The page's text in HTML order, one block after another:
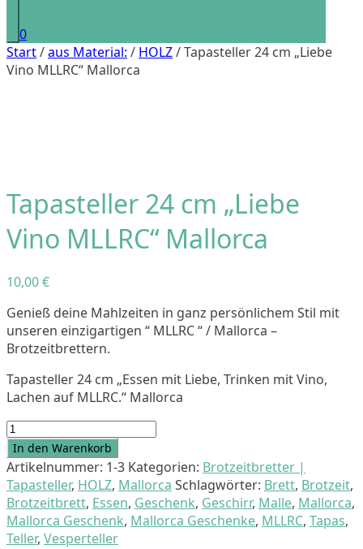
0
Start/aus Material: / HOLZ/ Tapasteller 24 cm „Liebe
Vino MLLRC“ Mallorca
Tapasteller 24 cm „Liebe
Vino MLLRC“ Mallorca
10,00€
Genieß deine Mahlzeiten in ganz persönlichem Stil mit
unseren einzigartigen “ MLLRC “ / Mallorca –
Brotzeitbrettern.
Tapasteller 24 cm „Essen mit Liebe, Trinken mit Vino,
Lachen auf MLLRC.“ Mallorca
Tapasteller
24
cm
"Liebe
Vino
MLLRC"
Mallorca
In den Warenkorb
Artikelnummer: 1-3 Kategorien: Brotzeitbretter |
Tapasteller, HOLZ, Mallorca Schlagwörter: Brett, Brotzeit,
Brotzeitbrett, Essen, Geschenk, Geschirr, Malle, Mallorca,
Mallorca Geschenk, Mallorca Geschenke, MLLRC, Tapas,
Teller, Vesperteller